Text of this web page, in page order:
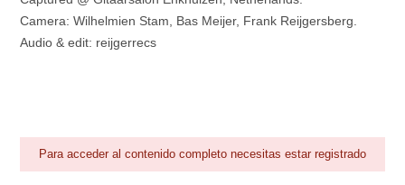
Área personal
Camera: Wilhelmien Stam, Bas Meijer, Frank Reijgersberg.
Audio & edit: reijgerrecs
Para acceder al contenido completo necesitas estar registrado